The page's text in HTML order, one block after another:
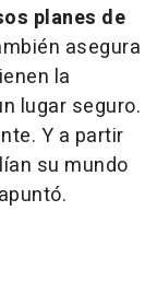
planes de
asegura
la
lugar seguro.
Y a partir
su mundo